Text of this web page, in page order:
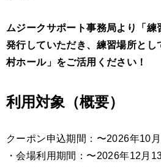
ムジークサポート事務局より「
発行していただき、練習場所とし
村ホール」をご活用ください！
利用対象（概要）
クーポン申込期間：〜2026年10
・会場利用期間：〜2026年12月